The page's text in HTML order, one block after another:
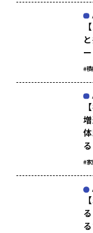
#
#